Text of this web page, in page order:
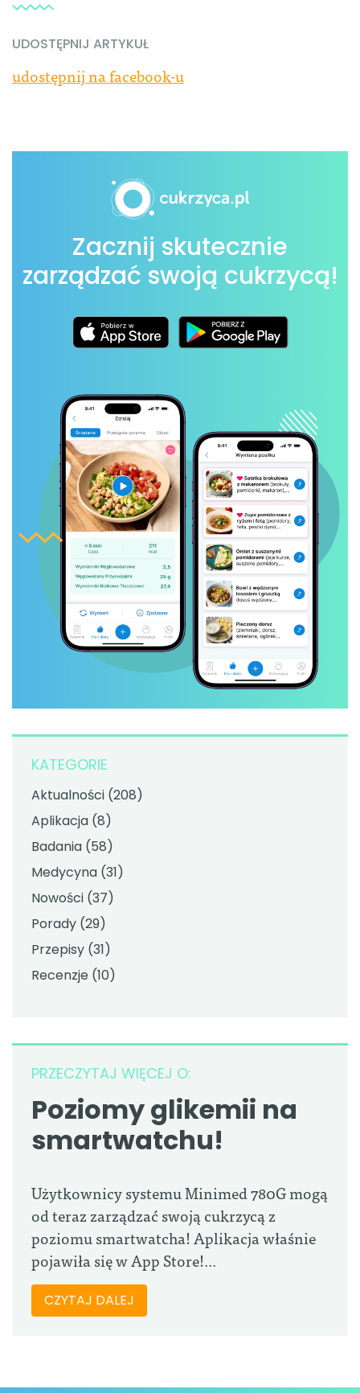
UDOSTĘPNIJ ARTYKUŁ
udostępnij na facebook-u
Zacznij skutecznie
zarządzać swoją cukrzycą!
KATEGORIE
Aktualności (208)
Aplikacja (8)
Badania (58)
Medycyna (31)
Nowości (37)
Porady (29)
Przepisy (31)
Recenzje (10)
PRZECZYTAJ WIĘCEJ O:
Poziomy glikemii na
smartwatchu!
Użytkownicy systemu Minimed 780G mogą
od teraz zarządzać swoją cukrzycą z
poziomu smartwatcha! Aplikacja właśnie
pojawiła się w App Store!...
CZYTAJ DALEJ